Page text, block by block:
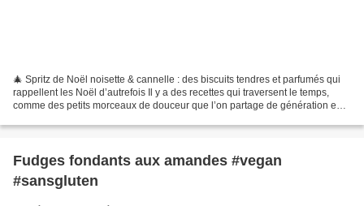
🎄 Spritz de Noël noisette & cannelle : des biscuits tendres et parfumés qui
rappellent les Noël d’autrefois Il y a des recettes qui traversent le temps,
comme des petits morceaux de douceur que l’on partage de génération en
Fudges fondants aux amandes #vegan
#sansgluten